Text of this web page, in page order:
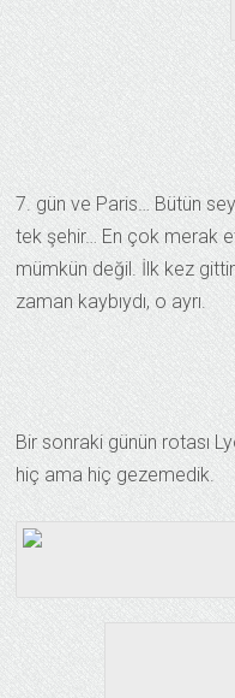
7. gün ve Paris… Bütün
tek şehir… En çok merak
mümkün değil. İlk kez
zaman kaybıydı, o ayrı.
Bir sonraki günün rotası
hiç ama hiç gezemedik.